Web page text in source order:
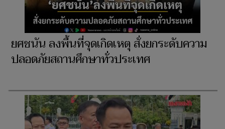
ยศชนัน ลงพื้นที่จุดเกิดเหตุ สั่งยกระดับความ
ปลอดภัยสถานศึกษาทั่วประเทศ